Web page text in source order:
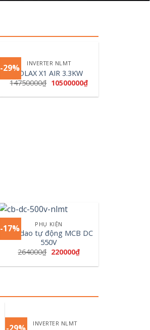
-29% INVERTER NLMT
SOLAX X1 AIR 3.3KW
14750000₫ 10500000₫
-17%
+
PHỤ KIỆN
Cầu dao tự động MCB DC
550V
264000₫ 220000₫
INVERTER NLMT